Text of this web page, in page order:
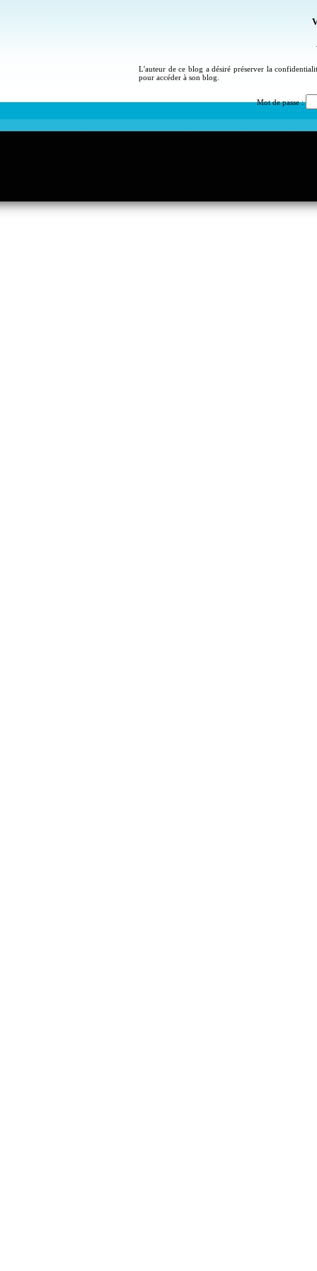
L'auteur de ce blog a désiré préserver la
pour accéder à son blog.
Mot de passe :